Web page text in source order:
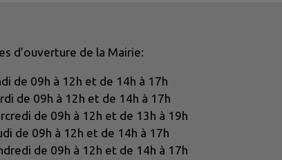
d’ouverture de la Mairie:
de 09h à 12h et de 14h à 17h
de 09h à 12h et de 14h à 17h
de 09h à 12h et de 13h à 19h
de 09h à 12h et de 14h à 17h
de 09h à 12h et de 14h à 17h